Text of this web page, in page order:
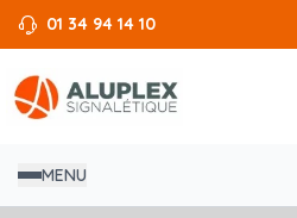
01 34 94 14 10
MENU